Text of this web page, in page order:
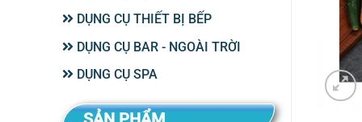
DỤNG CỤ THIẾT BỊ BẾP
DỤNG CỤ BAR - NGOÀI TRỜI
DỤNG CỤ SPA